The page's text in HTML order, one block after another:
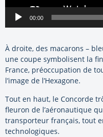
00:00
À droite, des macarons –
une coupe symbolisent la
France, préoccupation de
l’image de l’Hexagone.
Tout en haut, le Concorde
fleuron de l’aéronautique
transporteur français, tout
technologiques.